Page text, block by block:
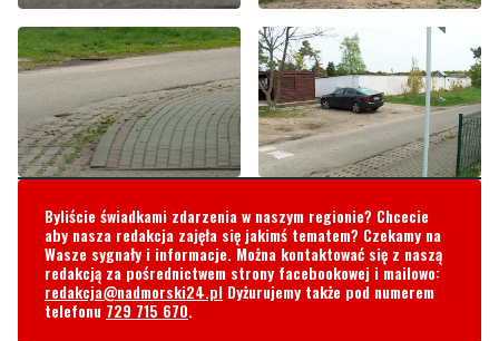
Byliście świadkami zdarzenia w naszym regionie? Chcecie
aby nasza redakcja zajęła się jakimś tematem? Czekamy na
Wasze sygnały i informacje. Można kontaktować się z naszą
redakcja@nadmorski24.plDyżurujemy także pod numerem
telefonu729 715 670.
Komentarze